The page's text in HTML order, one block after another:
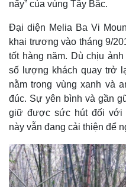
Pháp luật
Vụ án
Tin nóng
Tư vấn luật
nấy” của vùng Tây Bắc.
Đại diện Melia Ba Vi
khai trương vào tháng 9/
tốt hàng năm. Dù chịu
số lượng khách quay trở
nằm trong vùng xanh và
đúc. Sự yên bình và gần
giữ được sức hút đối với
này vẫn đang cải thiện để